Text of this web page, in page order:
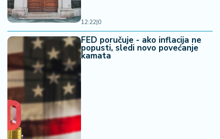
12:22|0
FED poručuje - ako inflacija ne
popusti, sledi novo povećanje
kamata